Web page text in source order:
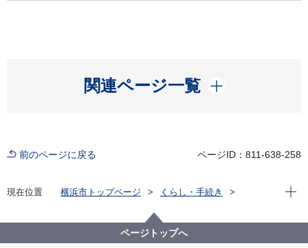
関連ページ一覧
開く
前のページに戻る ページID：811-638-258
現在位置 横浜市トップページ
くらし・手続き
ごみと資源の分け方・出し方
【2025年12月から】小型充電式電池（リチウムイオン
電池等）の収集を開始しています!
現在
ページトップへ